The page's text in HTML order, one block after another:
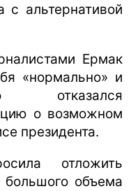
альтернативой
Ермак
«нормально» и
отказался
о возможном
президента.
отложить
большого объема